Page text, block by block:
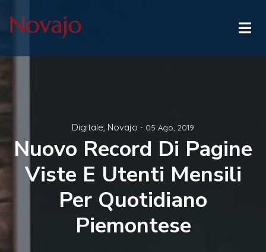
Digitale, Novajo - 05 Ago, 2019
Nuovo Record Di Pagine
Viste E Utenti Mensili
Per Quotidiano
Piemontese